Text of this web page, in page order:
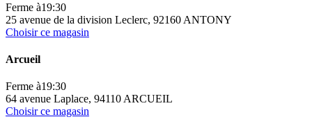
Ferme à19:30
25 avenue de la division Leclerc, 92160 ANTONY
Choisir ce magasin
Arcueil
Ferme à19:30
64 avenue Laplace, 94110 ARCUEIL
Choisir ce magasin